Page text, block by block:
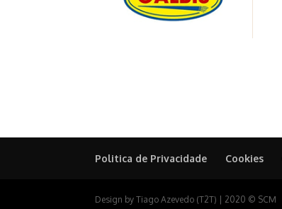
Politica de Privacidade Cookies
Design by Tiago Azevedo (T2T) | 2020 © SCM